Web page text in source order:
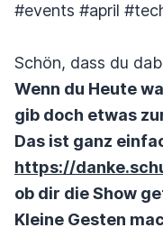
#events #april
Schön, dass du
Wenn du Heute
gib doch etwas
Das ist ganz
https://
ob dir die Show
Kleine Gesten